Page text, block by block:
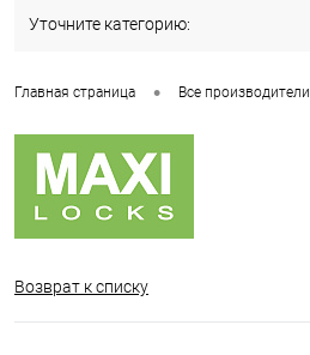
Уточните категорию:
Главная страница • Все производители
Возврат к списку